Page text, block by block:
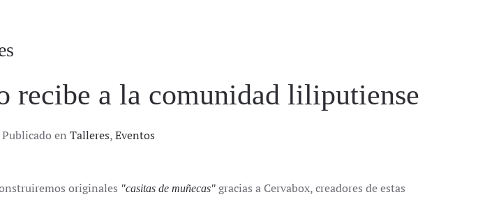
recibe a la comunidad liliputiense
en Talleres,Eventos
originales "casitas de muñecas" gracias a Cervabox, creadores de estas